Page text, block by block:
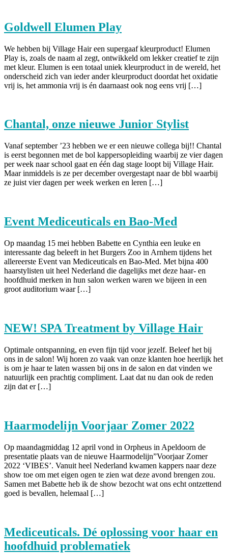
Goldwell Elumen Play
We hebben bij Village Hair een supergaaf kleurproduct! Elumen
Play is, zoals de naam al zegt, ontwikkeld om lekker creatief te zijn
met kleur. Elumen is een totaal uniek kleurproduct in de wereld, het
onderscheid zich van ieder ander kleurproduct doordat het oxidatie
vrij is, het ammonia vrij is én daarnaast ook nog eens vrij […]
Chantal, onze nieuwe Junior Stylist
Vanaf september ’23 hebben we er een nieuwe collega bij!! Chantal
is eerst begonnen met de bol kappersopleiding waarbij ze vier dagen
per week naar school gaat en één dag stage loopt bij Village Hair.
Maar inmiddels is ze per december overgestapt naar de bbl waarbij
ze juist vier dagen per week werken en leren […]
Event Mediceuticals en Bao-Med
Op maandag 15 mei hebben Babette en Cynthia een leuke en
interessante dag beleeft in het Burgers Zoo in Arnhem tijdens het
allereerste Event van Mediceuticals en Bao-Med. Met bijna 400
haarstylisten uit heel Nederland die dagelijks met deze haar- en
hoofdhuid merken in hun salon werken waren we bijeen in een
groot auditorium waar […]
NEW! SPA Treatment by Village Hair
Optimale ontspanning, en even fijn tijd voor jezelf. Beleef het bij
ons in de salon! Wij horen zo vaak van onze klanten hoe heerlijk het
is om je haar te laten wassen bij ons in de salon en dat vinden we
natuurlijk een prachtig compliment. Laat dat nu dan ook de reden
zijn dat er […]
Haarmodelijn Voorjaar Zomer 2022
Op maandagmiddag 12 april vond in Orpheus in Apeldoorn de
presentatie plaats van de nieuwe Haarmodelijn”Voorjaar Zomer
2022 ‘VIBES’. Vanuit heel Nederland kwamen kappers naar deze
show toe om met eigen ogen te zien wat deze avond brengen zou.
Samen met Babette heb ik de show bezocht wat ons echt ontzettend
goed is bevallen, helemaal […]
Mediceuticals. Dé oplossing voor haar en
hoofdhuid problematiek